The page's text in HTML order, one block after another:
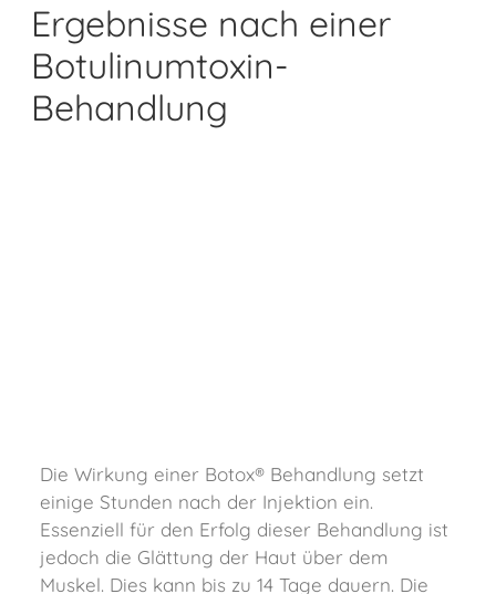
Ergebnisse nach einer
Botulinumtoxin-
Behandlung
Die Wirkung einer Botox® Behandlung setzt
einige Stunden nach der Injektion ein.
Essenziell für den Erfolg dieser Behandlung ist
jedoch die Glättung der Haut über dem
Muskel. Dies kann bis zu 14 Tage dauern. Die